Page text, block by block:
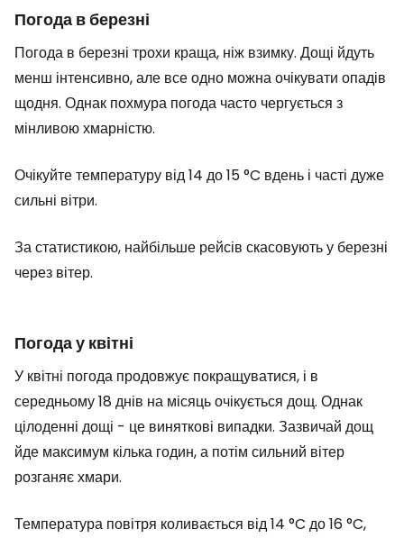
Погода в березні
Погода в березні трохи краща, ніж взимку. Дощі йдуть
менш інтенсивно, але все одно можна очікувати опадів
щодня. Однак похмура погода часто чергується з
мінливою хмарністю.
Очікуйте температуру від 14 до 15 °C вдень і часті дуже
сильні вітри.
За статистикою, найбільше рейсів скасовують у березні
через вітер.
Погода у квітні
У квітні погода продовжує покращуватися, і в
середньому 18 днів на місяць очікується дощ. Однак
цілоденні дощі - це виняткові випадки. Зазвичай дощ
йде максимум кілька годин, а потім сильний вітер
розганяє хмари.
Температура повітря коливається від 14 °C до 16 °C,